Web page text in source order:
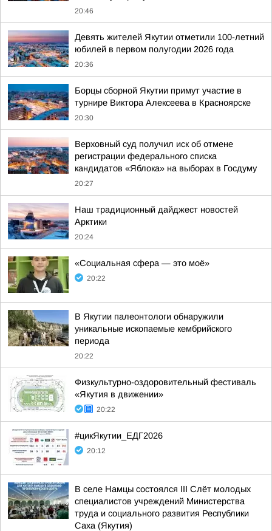
20:46
Девять жителей Якутии отметили 100-летний
юбилей в первом полугодии 2026 года
20:36
Борцы сборной Якутии примут участие в
турнире Виктора Алексеева в Красноярске
20:30
Верховный суд получил иск об отмене
регистрации федерального списка
кандидатов «Яблока» на выборах в Госдуму
20:27
Наш традиционный дайджест новостей
Арктики
20:24
«Социальная сфера — это моё»
20:22
В Якутии палеонтологи обнаружили
уникальные ископаемые кембрийского
периода
20:22
Физкультурно-оздоровительный фестиваль
«Якутия в движении»
20:22
#цикЯкутии_ЕДГ2026
20:12
В селе Намцы состоялся III Слёт молодых
специалистов учреждений Министерства
труда и социального развития Республики
Саха (Якутия)